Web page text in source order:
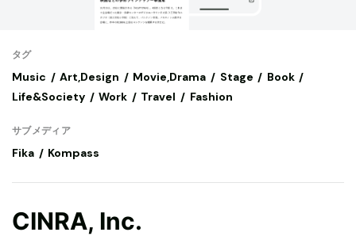
タグ
Music Art,Design Movie,Drama Stage
Book
Life&Society
Work Travel Fashion
サブメディア
Fika Kompass
CINRA, Inc.